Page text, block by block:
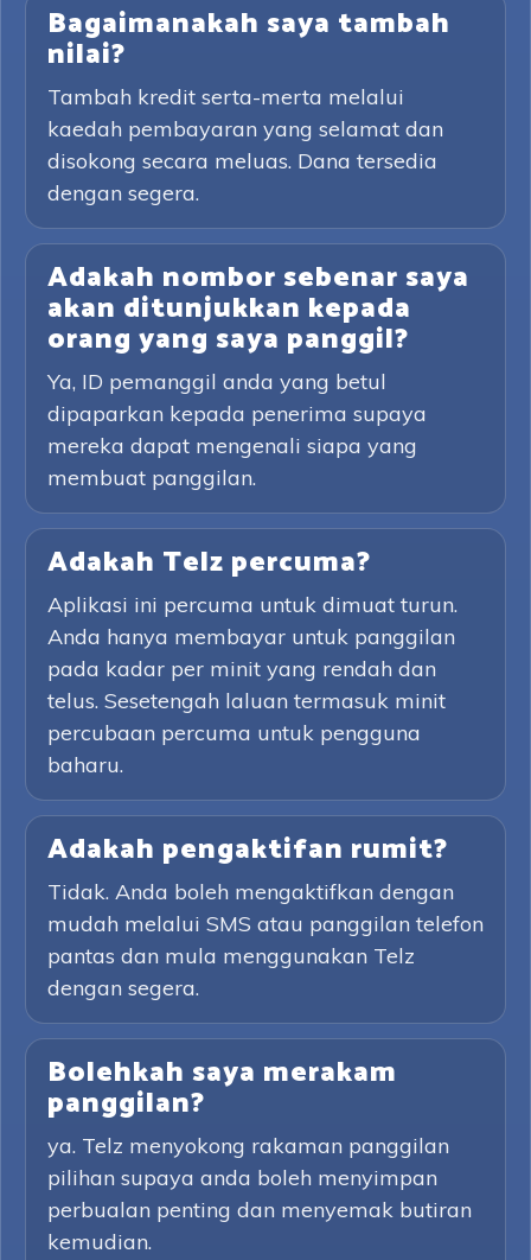
Bagaimanakah saya tambah
nilai?
Tambah kredit serta-merta melalui
kaedah pembayaran yang selamat dan
disokong secara meluas. Dana tersedia
dengan segera.
Adakah nombor sebenar saya
akan ditunjukkan kepada
orang yang saya panggil?
Ya, ID pemanggil anda yang betul
dipaparkan kepada penerima supaya
mereka dapat mengenali siapa yang
membuat panggilan.
Adakah Telz percuma?
Aplikasi ini percuma untuk dimuat turun.
Anda hanya membayar untuk panggilan
pada kadar per minit yang rendah dan
telus. Sesetengah laluan termasuk minit
percubaan percuma untuk pengguna
baharu.
Adakah pengaktifan rumit?
Tidak. Anda boleh mengaktifkan dengan
mudah melalui SMS atau panggilan telefon
pantas dan mula menggunakan Telz
dengan segera.
Bolehkah saya merakam
panggilan?
ya. Telz menyokong rakaman panggilan
pilihan supaya anda boleh menyimpan
perbualan penting dan menyemak butiran
kemudian.